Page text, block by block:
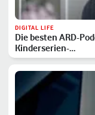
DIGITAL LIFE
Die besten ARD-
Kinderserien-…